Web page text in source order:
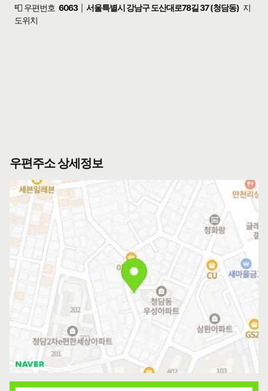
📮 우편번호 6063 서울특별시 강남구 도산대로78길 37 (청담동) 지
도위치
우편주소 상세정보